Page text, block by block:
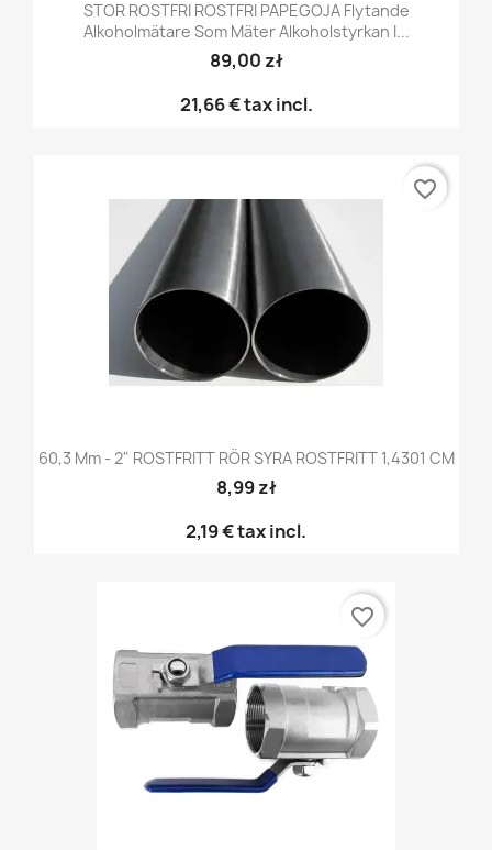
STOR ROSTFRI ROSTFRI PAPEGOJA Flytande
Alkoholmätare Som Mäter Alkoholstyrkan I...
89,00 zł
21,66 €tax incl.
60,3 Mm - 2" ROSTFRITT RÖR SYRA ROSTFRITT 1,4301 CM
8,99 zł
2,19 €tax incl.
favorite_border
favorite_border